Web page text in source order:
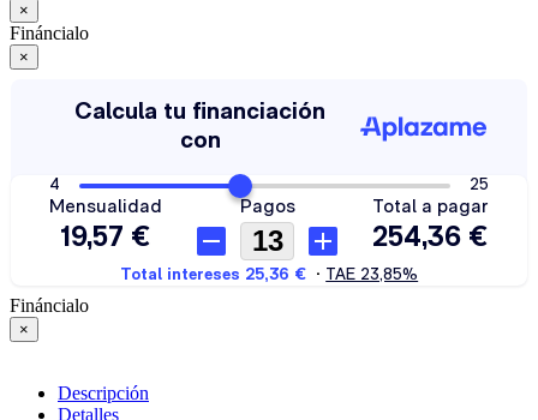
×
Fináncialo
×
Fináncialo
×
Descripción
Detalles